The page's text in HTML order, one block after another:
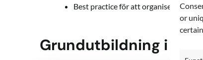
or
Best practice för att organisera,
Grundutbildning i